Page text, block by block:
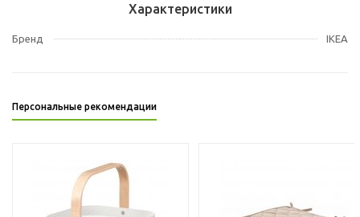
Характеристики
Бренд IKEA
Персональные рекомендации